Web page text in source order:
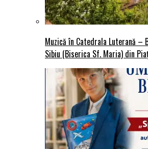
Muzică în Catedrala Luterană –
Sibiu (Biserica Sf. Maria) din